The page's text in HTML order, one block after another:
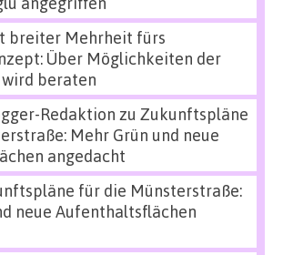
breiter Mehrheit fürs
Über Möglichkeiten der
beraten
Redaktion zu Zukunftspläne
Mehr Grün und neue
angedacht
für die Münsterstraße:
neue Aufenthaltsflächen